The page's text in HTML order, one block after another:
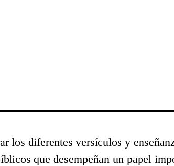
los diferentes versículos y
que desempeñan un papel